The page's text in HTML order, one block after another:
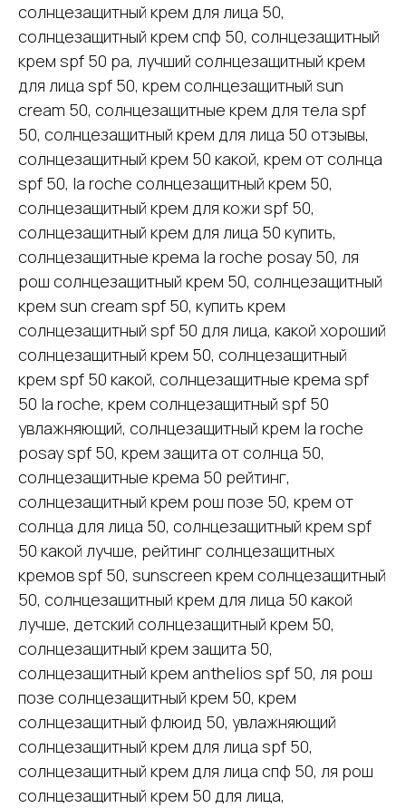
солнцезащитный крем для лица 50,
солнцезащитный крем спф 50, солнцезащитный
крем spf 50 pa, лучший солнцезащитный крем
для лица spf 50, крем солнцезащитный sun
cream 50, солнцезащитные крем для тела spf
50, солнцезащитный крем для лица 50 отзывы,
солнцезащитный крем 50 какой, крем от солнца
spf 50, la roche солнцезащитный крем 50,
солнцезащитный крем для кожи spf 50,
солнцезащитный крем для лица 50 купить,
солнцезащитные крема la roche posay 50, ля
рош солнцезащитный крем 50, солнцезащитный
крем sun cream spf 50, купить крем
солнцезащитный spf 50 для лица, какой хороший
солнцезащитный крем 50, солнцезащитный
крем spf 50 какой, солнцезащитные крема spf
50 la roche, крем солнцезащитный spf 50
увлажняющий, солнцезащитный крем la roche
posay spf 50, крем защита от солнца 50,
солнцезащитные крема 50 рейтинг,
солнцезащитный крем рош позе 50, крем от
солнца для лица 50, солнцезащитный крем spf
50 какой лучше, рейтинг солнцезащитных
кремов spf 50, sunscreen крем солнцезащитный
50, солнцезащитный крем для лица 50 какой
лучше, детский солнцезащитный крем 50,
солнцезащитный крем защита 50,
солнцезащитный крем anthelios spf 50, ля рош
позе солнцезащитный крем 50, крем
солнцезащитный флюид 50, увлажняющий
солнцезащитный крем для лица spf 50,
солнцезащитный крем для лица спф 50, ля рош
солнцезащитный крем 50 для лица,